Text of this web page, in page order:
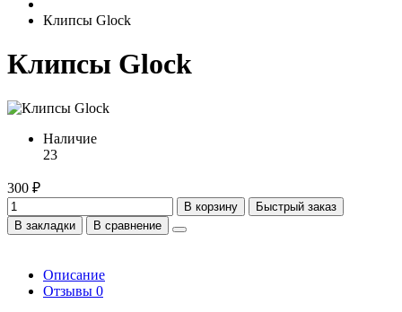
Клипсы Glock
Клипсы Glock
Наличие
23
300 ₽
В корзину
Быстрый заказ
В закладки
В сравнение
Описание
Отзывы 0